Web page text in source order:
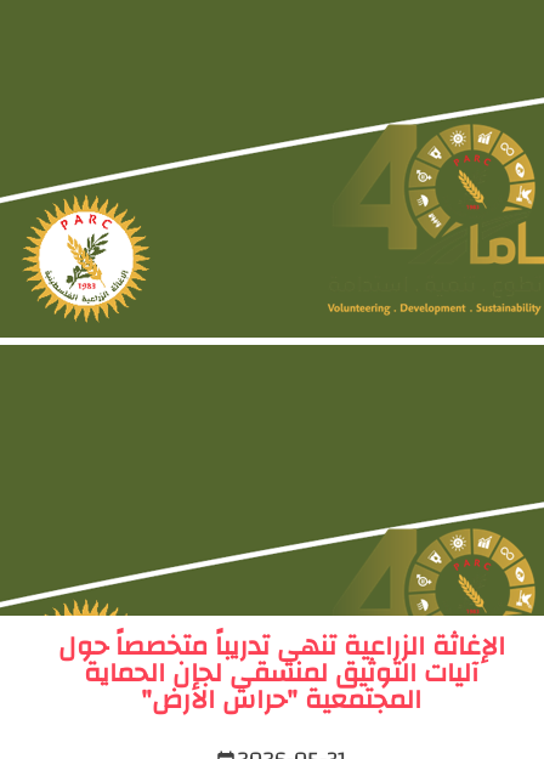
الإغاثة الزراعية تنهي تدريباً متخصصاً حول
آليات التوثيق لمنسقي لجان الحماية
المجتمعية "حراس الأرض"